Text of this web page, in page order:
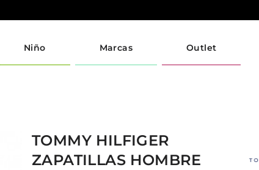
Niño Marcas Outlet
TOMMY HILFIGER
ZAPATILLAS HOMBRE